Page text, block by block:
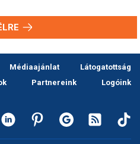
Médiaajánlat
Látogatottság
Partnereink
Logóink